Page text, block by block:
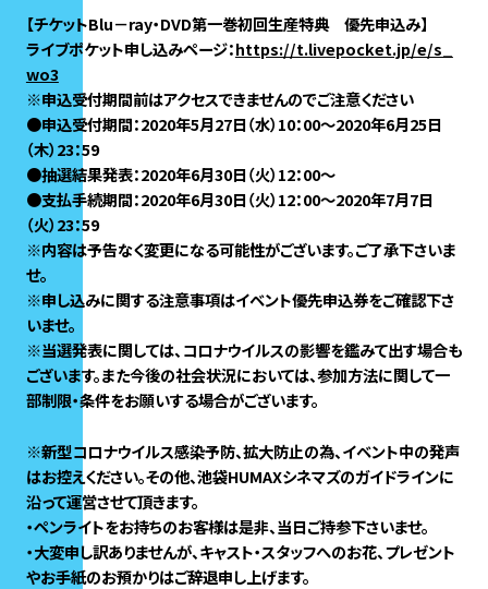
【チケットBlu－ray・DVD第一巻初回生産特典 優先申込み】
ライブポケット申し込みページ：https://t.livepocket.jp/e/s_
wo3
※申込受付期間前はアクセスできませんのでご注意ください
●申込受付期間：2020年5月27日（水）10：00～2020年6月25日
（木）23：59
●抽選結果発表：2020年6月30日（火）12：00～
●支払手続期間：2020年6月30日（火）12：00～2020年7月7日
（火）23：59
※内容は予告なく変更になる可能性がございます。ご了承下さいま
せ。
※申し込みに関する注意事項はイベント優先申込券をご確認下さ
いませ。
※当選発表に関しては、コロナウイルスの影響を鑑みて出す場合も
ございます。また今後の社会状況においては、参加方法に関して一
部制限・条件をお願いする場合がございます。
※新型コロナウイルス感染予防、拡大防止の為、イベント中の発声
はお控えください。その他、池袋HUMAXシネマズのガイドラインに
沿って運営させて頂きます。
・ペンライトをお持ちのお客様は是非、当日ご持参下さいませ。
・大変申し訳ありませんが、キャスト・スタッフへのお花、プレゼント
やお手紙のお預かりはご辞退申し上げます。